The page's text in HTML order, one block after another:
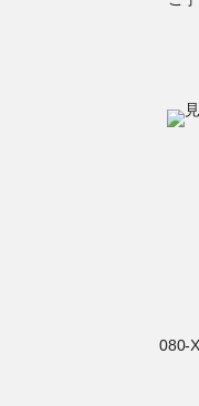
080-